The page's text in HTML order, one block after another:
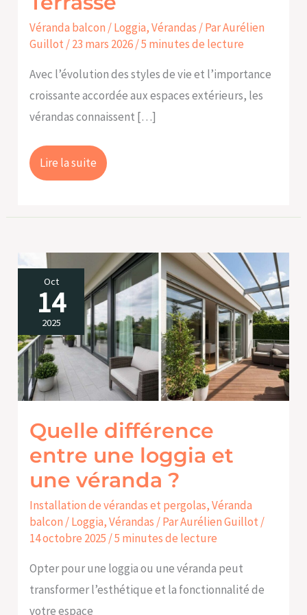
Véranda balcon / Loggia,Vérandas / ParAurélien
Guillot /23 mars 2026/5 minutes de lecture
Avec l’évolution des styles de vie et l’importance
croissante accordée aux espaces extérieurs, les
vérandas connaissent […]
Lire la suite
Oct
14
2025
Quelle différence
entre une loggia et
une véranda ?
Installation de vérandas et pergolas,Véranda
balcon / Loggia,Vérandas / ParAurélien Guillot /
14 octobre 2025 /5 minutes de lecture
Opter pour une loggia ou une véranda peut
transformer l’esthétique et la fonctionnalité de
votre espace
Quelle
différence
entre
une
loggia
et
une
véranda
?